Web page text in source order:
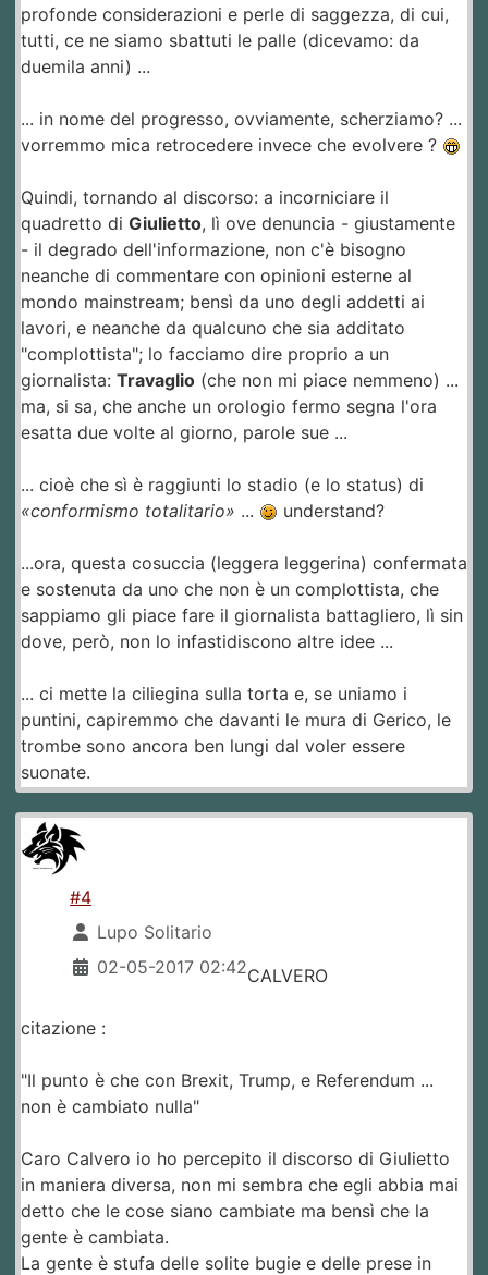
profonde considerazioni e perle di saggezza, di cui,
tutti, ce ne siamo sbattuti le palle (dicevamo: da
duemila anni) ...
... in nome del progresso, ovviamente, scherziamo? ...
vorremmo mica retrocedere invece che evolvere ?
Quindi, tornando al discorso: a incorniciare il
quadretto di Giulietto, lì ove denuncia - giustamente
- il degrado dell'informazione, non c'è bisogno
neanche di commentare con opinioni esterne al
mondo mainstream; bensì da uno degli addetti ai
lavori, e neanche da qualcuno che sia additato
"complottista"; lo facciamo dire proprio a un
giornalista: Travaglio (che non mi piace nemmeno) ...
ma, si sa, che anche un orologio fermo segna l'ora
esatta due volte al giorno, parole sue ...
... cioè che sì è raggiunti lo stadio (e lo status) di
«conformismo totalitario» ... understand?
...ora, questa cosuccia (leggera leggerina) confermata
e sostenuta da uno che non è un complottista, che
sappiamo gli piace fare il giornalista battagliero, lì sin
dove, però, non lo infastidiscono altre idee ...
... ci mette la ciliegina sulla torta e, se uniamo i
puntini, capiremmo che davanti le mura di Gerico, le
trombe sono ancora ben lungi dal voler essere
suonate.
#4
Lupo Solitario
02-05-2017 02:42CALVERO
citazione :
"Il punto è che con Brexit, Trump, e Referendum ...
non è cambiato nulla"
Caro Calvero io ho percepito il discorso di Giulietto
in maniera diversa, non mi sembra che egli abbia mai
detto che le cose siano cambiate ma bensì che la
gente è cambiata.
La gente è stufa delle solite bugie e delle prese in